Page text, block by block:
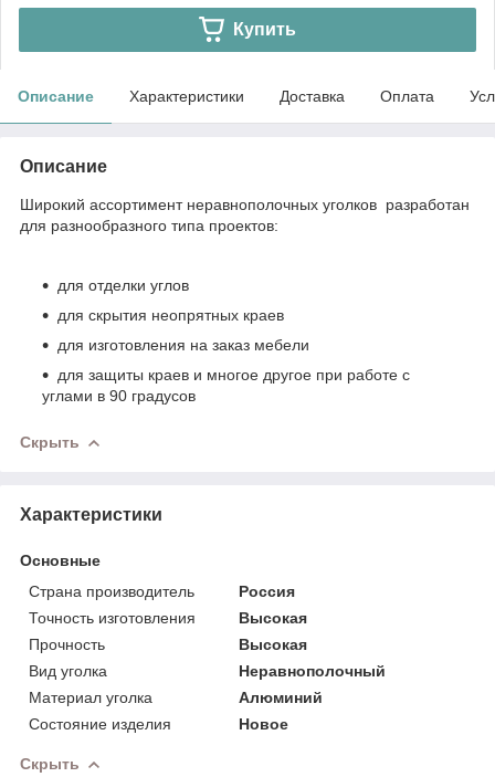
Купить
Описание Характеристики Доставка Оплата
Описание
Широкий ассортимент неравнополочных уголков разработан
для разнообразного типа проектов:
для отделки углов
для скрытия неопрятных краев
для изготовления на заказ мебели
для защиты краев и многое другое при работе с
углами в 90 градусов
Скрыть
Характеристики
Основные
Страна производитель
Россия
Точность изготовления
Высокая
Прочность
Высокая
Вид уголка
Неравнополочный
Материал уголка
Алюминий
Состояние изделия
Новое
Скрыть